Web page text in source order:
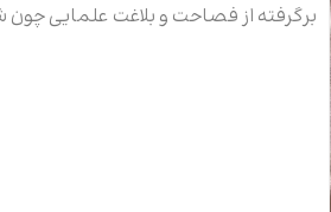
برگرفته از فصاحت و بلاغت علمایی